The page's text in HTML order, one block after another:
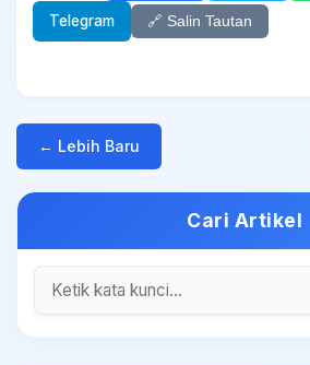
Telegram 🔗 Salin Tautan
← Lebih Baru
Cari Artikel